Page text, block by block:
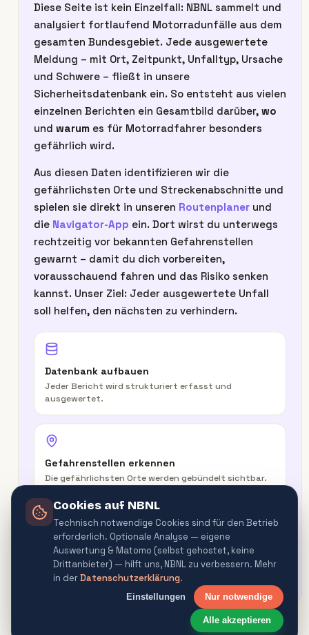
Diese Seite ist kein Einzelfall: NBNL sammelt und
analysiert fortlaufend Motorradunfälle aus dem
gesamten Bundesgebiet. Jede ausgewertete
Meldung – mit Ort, Zeitpunkt, Unfalltyp, Ursache
und Schwere – fließt in unsere
Sicherheitsdatenbank ein. So entsteht aus vielen
einzelnen Berichten ein Gesamtbild darüber, wo
und warum es für Motorradfahrer besonders
gefährlich wird.
Aus diesen Daten identifizieren wir die
gefährlichsten Orte und Streckenabschnitte und
spielen sie direkt in unseren Routenplaner und
die Navigator-App ein. Dort wirst du unterwegs
rechtzeitig vor bekannten Gefahrenstellen
gewarnt – damit du dich vorbereiten,
vorausschauend fahren und das Risiko senken
kannst. Unser Ziel: Jeder ausgewertete Unfall
soll helfen, den nächsten zu verhindern.
Datenbank aufbauen
Jeder Bericht wird strukturiert erfasst und
ausgewertet.
Gefahrenstellen erkennen
Die gefährlichsten Orte werden gebündelt sichtbar.
In der Route warnen
Routenplaner & Navigator warnen vor
Gefahrenquellen.
Cookies auf NBNL
Technisch notwendige Cookies sind für den Betrieb
erforderlich. Optionale Analyse — eigene
Auswertung & Matomo (selbst gehostet, keine
Drittanbieter) — hilft uns, NBNL zu verbessern. Mehr
in derDatenschutzerklärung.
Einstellungen Nur notwendige
Alle akzeptieren